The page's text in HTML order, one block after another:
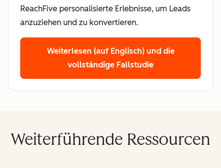
ReachFive personalisierte Erlebnisse, um Leads
anzuziehen und zu konvertieren.
Weiterlesen (auf Englisch) und die
vollständige Fallstudie
Weiterführende Ressourcen